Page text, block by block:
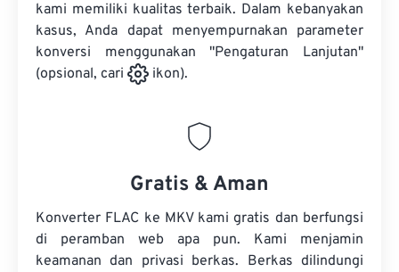
kami memiliki kualitas terbaik. Dalam kebanyakan
kasus, Anda dapat menyempurnakan parameter
konversi menggunakan "Pengaturan Lanjutan"
(opsional, cari
ikon).
Gratis & Aman
Konverter FLAC ke MKV kami gratis dan berfungsi
di peramban web apa pun. Kami menjamin
keamanan dan privasi berkas. Berkas dilindungi